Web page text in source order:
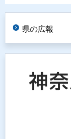
県の広報